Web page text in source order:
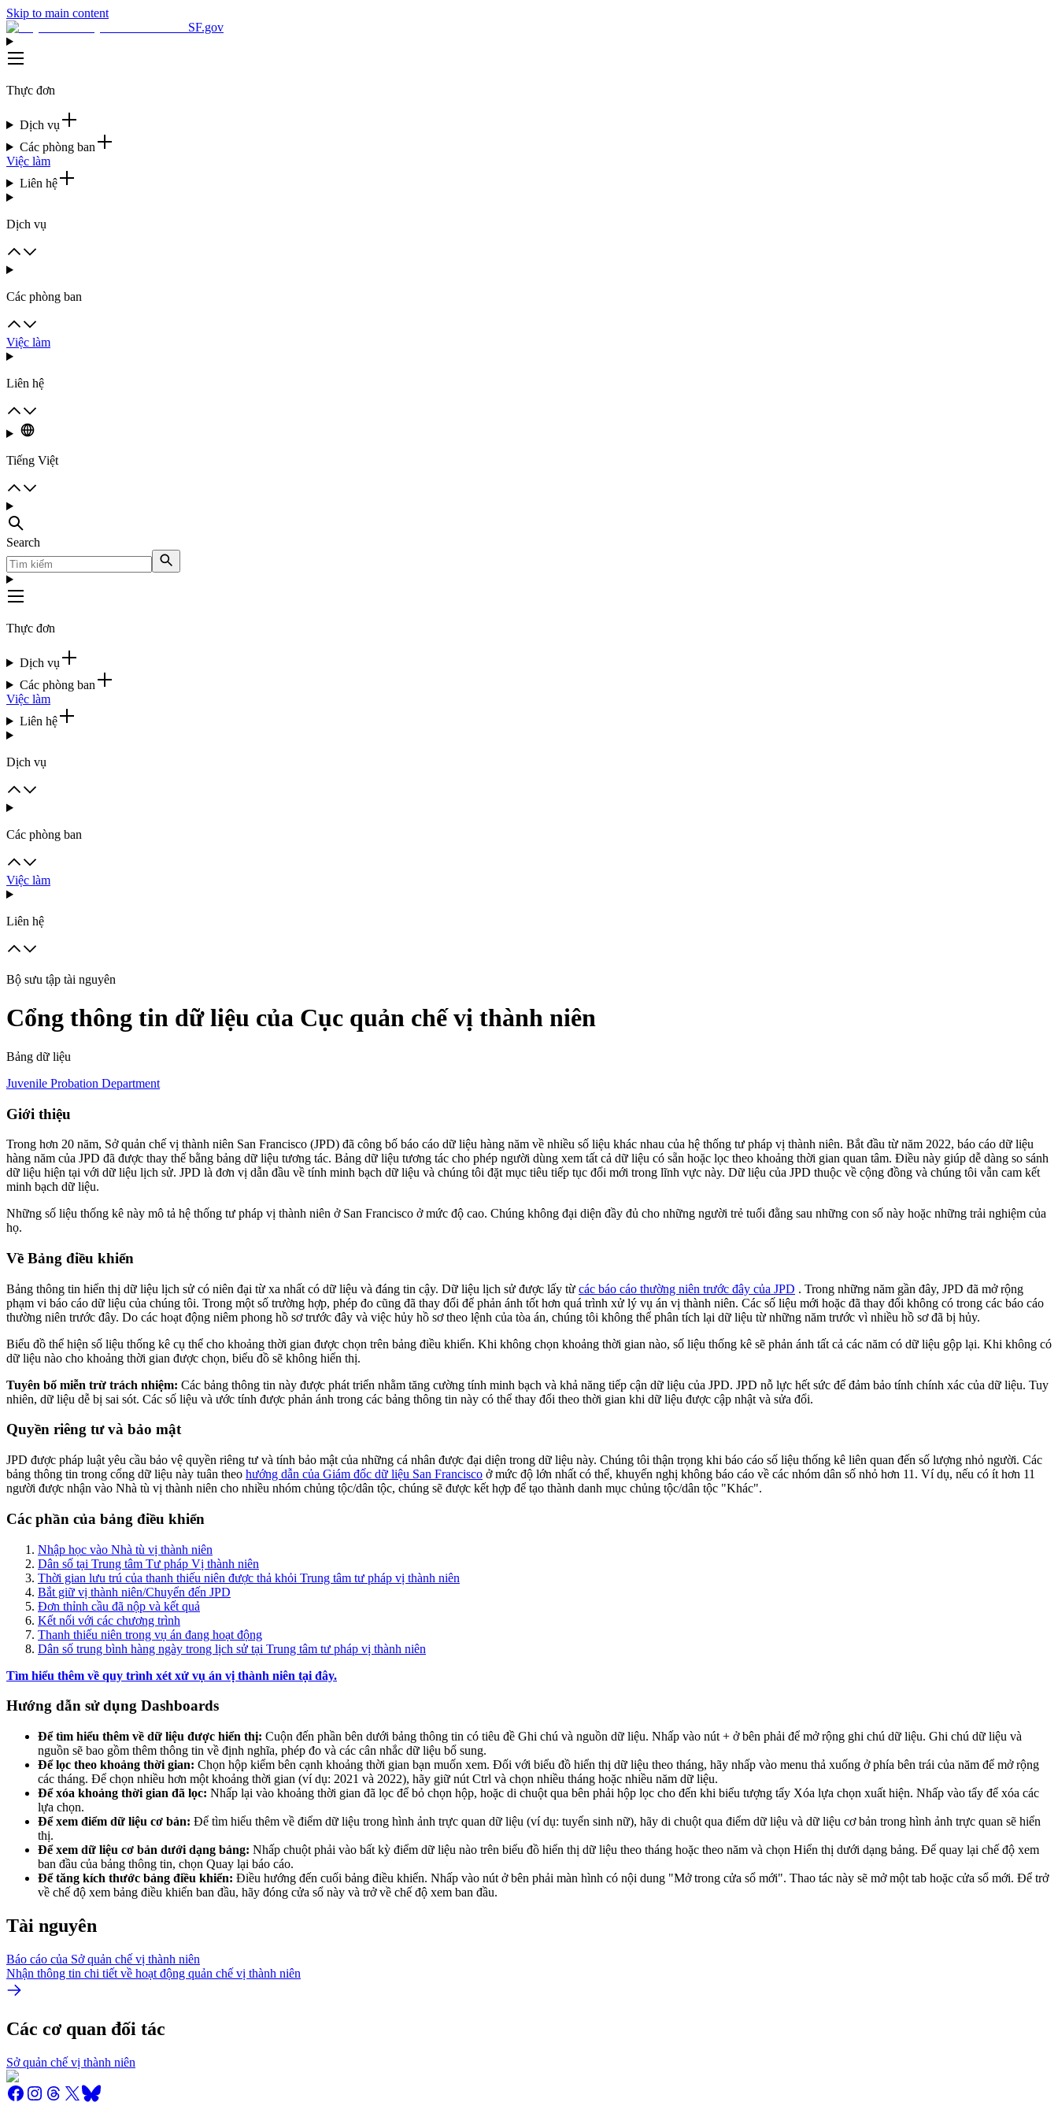
Skip to main content
SF.gov
Thực đơn
Dịch vụ
Các phòng ban
Việc làm
Liên hệ
Dịch vụ
Các phòng ban
Việc làm
Liên hệ
Tiếng Việt
Search
Thực đơn
Dịch vụ
Các phòng ban
Việc làm
Liên hệ
Dịch vụ
Các phòng ban
Việc làm
Liên hệ
Bộ sưu tập tài nguyên
Cổng thông tin dữ liệu của Cục quản chế vị thành niên
Bảng dữ liệu
Juvenile Probation Department
Giới thiệu
Trong hơn 20 năm, Sở quản chế vị thành niên San Francisco (JPD) đã công bố báo cáo dữ liệu hàng năm về nhiều số liệu khác nhau của hệ thống tư pháp vị thành niên. Bắt đầu từ năm 2022, báo cáo dữ liệu
hàng năm của JPD đã được thay thế bằng bảng dữ liệu tương tác. Bảng dữ liệu tương tác cho phép người dùng xem tất cả dữ liệu có sẵn hoặc lọc theo khoảng thời gian quan tâm. Điều này giúp dễ dàng so sánh
dữ liệu hiện tại với dữ liệu lịch sử. JPD là đơn vị dẫn đầu về tính minh bạch dữ liệu và chúng tôi đặt mục tiêu tiếp tục đổi mới trong lĩnh vực này. Dữ liệu của JPD thuộc về cộng đồng và chúng tôi vẫn cam kết
minh bạch dữ liệu.
Những số liệu thống kê này mô tả hệ thống tư pháp vị thành niên ở San Francisco ở mức độ cao. Chúng không đại diện đầy đủ cho những người trẻ tuổi đằng sau những con số này hoặc những trải nghiệm của
họ.
Về Bảng điều khiển
Bảng thông tin hiển thị dữ liệu lịch sử có niên đại từ xa nhất có dữ liệu và đáng tin cậy. Dữ liệu lịch sử được lấy từ các báo cáo thường niên trước đây của JPD . Trong những năm gần đây, JPD đã mở rộng
phạm vi báo cáo dữ liệu của chúng tôi. Trong một số trường hợp, phép đo cũng đã thay đổi để phản ánh tốt hơn quá trình xử lý vụ án vị thành niên. Các số liệu mới hoặc đã thay đổi không có trong các báo cáo
thường niên trước đây. Do các hoạt động niêm phong hồ sơ trước đây và việc hủy hồ sơ theo lệnh của tòa án, chúng tôi không thể phân tích lại dữ liệu từ những năm trước vì nhiều hồ sơ đã bị hủy.
Biểu đồ thể hiện số liệu thống kê cụ thể cho khoảng thời gian được chọn trên bảng điều khiển. Khi không chọn khoảng thời gian nào, số liệu thống kê sẽ phản ánh tất cả các năm có dữ liệu gộp lại. Khi không có
dữ liệu nào cho khoảng thời gian được chọn, biểu đồ sẽ không hiển thị.
Tuyên bố miễn trừ trách nhiệm: Các bảng thông tin này được phát triển nhằm tăng cường tính minh bạch và khả năng tiếp cận dữ liệu của JPD. JPD nỗ lực hết sức để đảm bảo tính chính xác của dữ liệu. Tuy
nhiên, dữ liệu dễ bị sai sót. Các số liệu và ước tính được phản ánh trong các bảng thông tin này có thể thay đổi theo thời gian khi dữ liệu được cập nhật và sửa đổi.
Quyền riêng tư và bảo mật
JPD được pháp luật yêu cầu bảo vệ quyền riêng tư và tính bảo mật của những cá nhân được đại diện trong dữ liệu này. Chúng tôi thận trọng khi báo cáo số liệu thống kê liên quan đến số lượng nhỏ người. Các
bảng thông tin trong cổng dữ liệu này tuân theo hướng dẫn của Giám đốc dữ liệu San Francisco ở mức độ lớn nhất có thể, khuyến nghị không báo cáo về các nhóm dân số nhỏ hơn 11. Ví dụ, nếu có ít hơn 11
người được nhận vào Nhà tù vị thành niên cho nhiều nhóm chủng tộc/dân tộc, chúng sẽ được kết hợp để tạo thành danh mục chủng tộc/dân tộc "Khác".
Các phần của bảng điều khiển
Nhập học vào Nhà tù vị thành niên
Dân số tại Trung tâm Tư pháp Vị thành niên
Thời gian lưu trú của thanh thiếu niên được thả khỏi Trung tâm tư pháp vị thành niên
Bắt giữ vị thành niên/Chuyển đến JPD
Đơn thỉnh cầu đã nộp và kết quả
Kết nối với các chương trình
Thanh thiếu niên trong vụ án đang hoạt động
Dân số trung bình hàng ngày trong lịch sử tại Trung tâm tư pháp vị thành niên
Tìm hiểu thêm về quy trình xét xử vụ án vị thành niên tại đây.
Hướng dẫn sử dụng Dashboards
Để tìm hiểu thêm về dữ liệu được hiển thị: Cuộn đến phần bên dưới bảng thông tin có tiêu đề Ghi chú và nguồn dữ liệu. Nhấp vào nút + ở bên phải để mở rộng ghi chú dữ liệu. Ghi chú dữ liệu và
nguồn sẽ bao gồm thêm thông tin về định nghĩa, phép đo và các cân nhắc dữ liệu bổ sung.
Để lọc theo khoảng thời gian: Chọn hộp kiểm bên cạnh khoảng thời gian bạn muốn xem. Đối với biểu đồ hiển thị dữ liệu theo tháng, hãy nhấp vào menu thả xuống ở phía bên trái của năm để mở rộng
các tháng. Để chọn nhiều hơn một khoảng thời gian (ví dụ: 2021 và 2022), hãy giữ nút Ctrl và chọn nhiều tháng hoặc nhiều năm dữ liệu.
Để xóa khoảng thời gian đã lọc: Nhấp lại vào khoảng thời gian đã lọc để bỏ chọn hộp, hoặc di chuột qua bên phải hộp lọc cho đến khi biểu tượng tẩy Xóa lựa chọn xuất hiện. Nhấp vào tẩy để xóa các
lựa chọn.
Để xem điểm dữ liệu cơ bản: Để tìm hiểu thêm về điểm dữ liệu trong hình ảnh trực quan dữ liệu (ví dụ: tuyển sinh nữ), hãy di chuột qua điểm dữ liệu và dữ liệu cơ bản trong hình ảnh trực quan sẽ hiển
thị.
Để xem dữ liệu cơ bản dưới dạng bảng: Nhấp chuột phải vào bất kỳ điểm dữ liệu nào trên biểu đồ hiển thị dữ liệu theo tháng hoặc theo năm và chọn Hiển thị dưới dạng bảng. Để quay lại chế độ xem
ban đầu của bảng thông tin, chọn Quay lại báo cáo.
Để tăng kích thước bảng điều khiển: Điều hướng đến cuối bảng điều khiển. Nhấp vào nút ở bên phải màn hình có nội dung "Mở trong cửa sổ mới". Thao tác này sẽ mở một tab hoặc cửa sổ mới. Để trở
về chế độ xem bảng điều khiển ban đầu, hãy đóng cửa sổ này và trở về chế độ xem ban đầu.
Tài nguyên
Báo cáo của Sở quản chế vị thành niên
Nhận thông tin chi tiết về hoạt động quản chế vị thành niên
Các cơ quan đối tác
Sở quản chế vị thành niên